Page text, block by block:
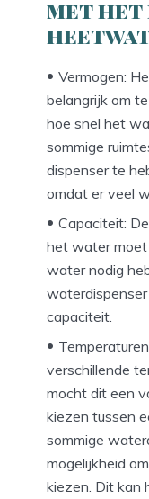
met het
Vermogen:
belangrijk om
hoe snel het
sommige
dispenser te
omdat er veel
Capaciteit:
het water moet
water nodig
capaciteit.
verschillende
mocht dit een
kiezen tussen
sommige
mogelijkheid
kiezen. Dit kan